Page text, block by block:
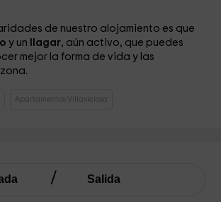
de nuestro alojamiento es que
y un llagar, aún activo, que puedes
mejor la forma de vida y las
Apartamentos Villaviciosa